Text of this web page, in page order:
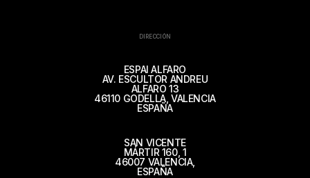
DIRECCIÓN
ESPAI ALFARO
AV. ESCULTOR ANDREU
ALFARO 13
46110 GODELLA, VALENCIA
ESPAÑA
SAN VICENTE
MÁRTIR 160, 1
46007 VALENCIA,
ESPAÑA